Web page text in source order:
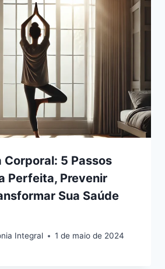
Corporal: 5 Passos
Perfeita, Prevenir
Sua Saúde
Integral 1 de maio de 2024